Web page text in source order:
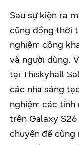
Sau sự kiện ra
cũng đồng thời
nghiệm công
và người dùng.
tại Thiskyhall
các nhà sáng
nghiệm các tính
trên Galaxy
chuyên đề cùng